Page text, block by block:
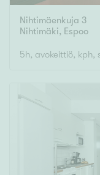
Nihtimäenkuja 3
Nihtimäki, Espoo
5h, avokeittiö, kph,